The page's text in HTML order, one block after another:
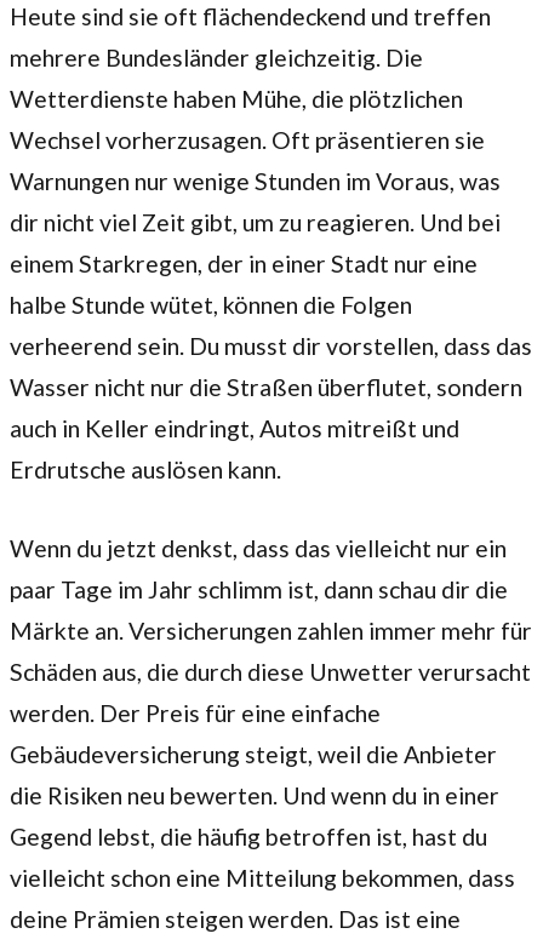
Heute sind sie oft flächendeckend und treffen
mehrere Bundesländer gleichzeitig. Die
Wetterdienste haben Mühe, die plötzlichen
Wechsel vorherzusagen. Oft präsentieren sie
Warnungen nur wenige Stunden im Voraus, was
dir nicht viel Zeit gibt, um zu reagieren. Und bei
einem Starkregen, der in einer Stadt nur eine
halbe Stunde wütet, können die Folgen
verheerend sein. Du musst dir vorstellen, dass das
Wasser nicht nur die Straßen überflutet, sondern
auch in Keller eindringt, Autos mitreißt und
Erdrutsche auslösen kann.
Wenn du jetzt denkst, dass das vielleicht nur ein
paar Tage im Jahr schlimm ist, dann schau dir die
Märkte an. Versicherungen zahlen immer mehr für
Schäden aus, die durch diese Unwetter verursacht
werden. Der Preis für eine einfache
Gebäudeversicherung steigt, weil die Anbieter
die Risiken neu bewerten. Und wenn du in einer
Gegend lebst, die häufig betroffen ist, hast du
vielleicht schon eine Mitteilung bekommen, dass
deine Prämien steigen werden. Das ist eine